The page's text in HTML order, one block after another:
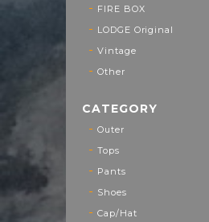
FIRE BOX
LODGE Original
Vintage
Other
CATEGORY
Outer
Tops
Pants
Shoes
Cap/Hat